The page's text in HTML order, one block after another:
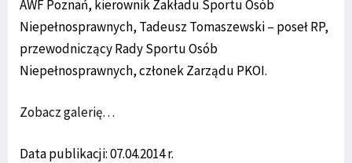
AWF Poznań, kierownik Zakładu Sportu Osób
Niepełnosprawnych, Tadeusz Tomaszewski – poseł RP,
przewodniczący Rady Sportu Osób
Niepełnosprawnych, członek Zarządu PKOI.
Zobacz galerię…
Data publikacji: 07.04.2014 r.